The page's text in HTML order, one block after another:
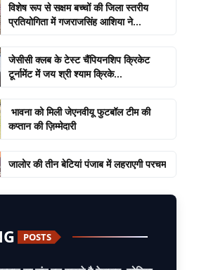
विशेष रूप से सक्षम बच्चों की जिला स्तरीय
प्रतियोगिता में गजराजसिंह आशिया ने...
जेसीसी क्लब के टेस्ट चैंपियनशिप क्रिकेट
टूर्नामेंट में जय श्री श्याम क्रिके...
भावना को मिली जेएनवीयू फुटबॉल टीम की
कप्तान की ज़िम्मेदारी
जालोर की तीन बेटियां पंजाब में लहराएगी परचम
POSTS